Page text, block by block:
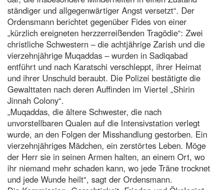
ständiger und allgegenwärtiger Angst versetzt“. Der
Ordensmann berichtet gegenüber Fides von einer
„kürzlich ereigneten herzzerreißenden Tragödie“: Zwei
christliche Schwestern – die achtjährige Zarish und die
vierzehnjährige Muqaddas – wurden in Sadiqabad
entführt und nach Karatschi verschleppt, ihrer Heimat
und ihrer Unschuld beraubt. Die Polizei bestätigte die
Gewalttaten nach deren Auffinden im Viertel „Shirin
Jinnah Colony“.
„Muqaddas, die ältere Schwester, die nach
unvorstellbaren Qualen auf die Intensivstation verlegt
wurde, an den Folgen der Misshandlung gestorben. Ein
vierzehnjähriges Mädchen, ein zerstörtes Leben. Möge
der Herr sie in seinen Armen halten, an einem Ort, wo
ihr niemand mehr schaden kann, wo jede Träne trocknet
und jede Wunde heilt“, sagt der Ordensmann.